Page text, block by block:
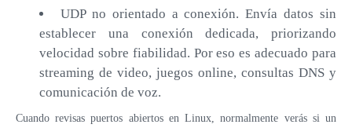
UDP no orientado a conexión. Envía datos sin
establecer una conexión dedicada, priorizando
velocidad sobre fiabilidad. Por eso es adecuado para
streaming de video, juegos online, consultas DNS y
comunicación de voz.
Cuando revisas puertos abiertos en Linux, normalmente verás si un